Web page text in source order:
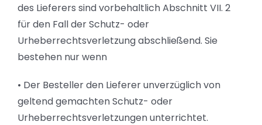
des Lieferers sind vorbehaltlich Abschnitt VII. 2
für den Fall der Schutz- oder
Urheberrechtsverletzung abschließend. Sie
bestehen nur wenn
• Der Besteller den Lieferer unverzüglich von
geltend gemachten Schutz- oder
Urheberrechtsverletzungen unterrichtet.